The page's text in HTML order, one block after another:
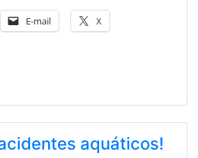
E-mail X
aquáticos!